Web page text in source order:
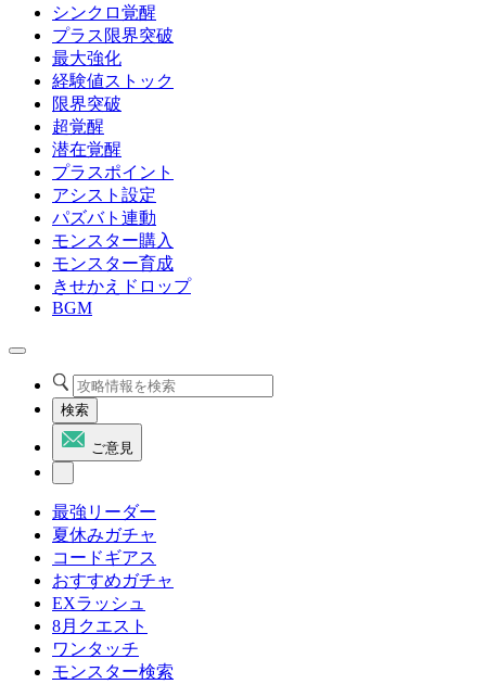
シンクロ覚醒
プラス限界突破
最大強化
経験値ストック
限界突破
超覚醒
潜在覚醒
プラスポイント
アシスト設定
パズバト連動
モンスター購入
モンスター育成
きせかえドロップ
BGM
検索
ご意見
最強リーダー
夏休みガチャ
コードギアス
おすすめガチャ
EXラッシュ
8月クエスト
ワンタッチ
モンスター検索